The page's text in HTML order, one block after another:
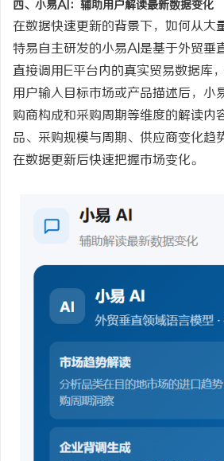
四、小易AI：辅助用户解读最新数据变化
在数据快速更新的背景下，如何从大
特易自主研发的小易AI是基于外贸垂
直接调用E平台内的真实贸易数据库
用户输入目标市场或产品描述后，小
购商构成和采购周期等维度的解读
品、采购规模与周期、供应商变化趋
在数据更新后快速把握市场变化。